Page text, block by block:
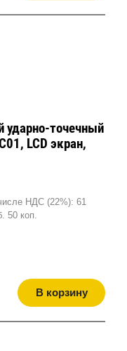
ударно-точечный
LCD экран,
НДС (22%): 61
50 коп.
В корзину